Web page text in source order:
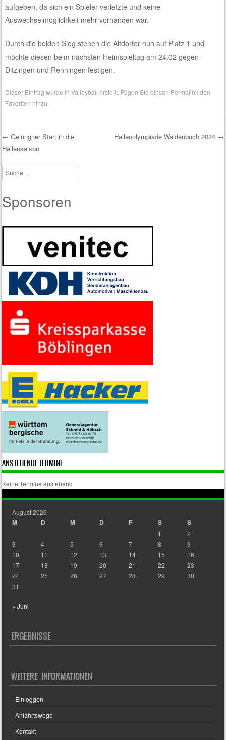
aufgeben, da sich ein Spieler verletzte und keine
Auswechselmöglichkeit mehr vorhanden war.
Durch die beiden Sieg stehen die Altdorfer nun auf Platz 1 und
möchte diesen beim nächsten Heimspieltag am 24.02 gegen
Ditzingen und Renningen festigen.
Dieser Eintrag wurde inVolleyball erstellt. Fügen Sie diesen Permalink den
Favoriten hinzu.
Post navigation
← Gelungner Start in die
Hallensaison
Hallenolympiade Waldenbuch 2024 →
Suche
Sponsoren
ANSTEHENDE TERMINE:
Keine Termine anstehend
August 2026
M D M D F S S
1
2
3
4 5 6 7 8
9
10
11 12 13 14 15
16
17
18 19 20 21 22
23
24
25 26 27 28 29
30
31
« Juni
ERGEBNISSE
WEITERE INFORMATIONEN
Einloggen
Anfahrtswege
Kontakt